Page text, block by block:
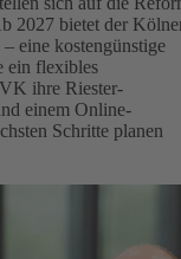
2027 bietet der
eine kostengünstige
ein flexibles
ihre Riester-
einem Online-
Schritte planen